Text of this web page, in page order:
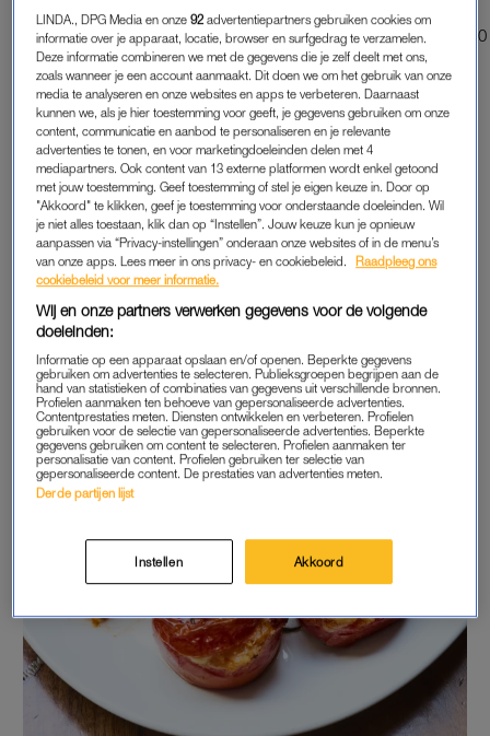
½ bosje bladpeterselie, de blaadjes gehakt
Een handvol basilicumblaadjes, in stukken gescheurd + 10
hele blaadjes
120 g scamorza of provolone in kleine blokjes
50 g pecorino of Parmezaanse kaas, geraspt
Zout en versgemalen zwarte peper
LINDA., DPG Media en onze92 advertentiepartners gebruiken cookies om
informatie over je apparaat, locatie, browser en surfgedrag te verzamelen.
Deze informatie combineren we met de gegevens die je zelf deelt met ons,
zoals wanneer je een account aanmaakt. Dit doen we om het gebruik van onze
media te analyseren en onze websites en apps te verbeteren. Daarnaast
kunnen we, als je hier toestemming voor geeft, je gegevens gebruiken om onze
content, communicatie en aanbod te personaliseren en je relevante
advertenties te tonen, en voor marketingdoeleinden delen met 4
mediapartners. Ook content van 13 externe platformen wordt enkel getoond
met jouw toestemming. Geef toestemming of stel je eigen keuze in. Door op
"Akkoord" te klikken, geef je toestemming voor onderstaande doeleinden. Wil
je niet alles toestaan, klik dan op “Instellen”. Jouw keuze kun je opnieuw
aanpassen via “Privacy-instellingen” onderaan onze websites of in de menu’s
van onze apps. Lees meer in ons privacy- en cookiebeleid.
Raadpleeg ons
cookiebeleid voor meer informatie.
Wij en onze partners verwerken gegevens voor de volgende
doeleinden:
Informatie op een apparaat opslaan en/of openen. Beperkte gegevens
gebruiken om advertenties te selecteren. Publieksgroepen begrijpen aan de
hand van statistieken of combinaties van gegevens uit verschillende bronnen.
Profielen aanmaken ten behoeve van gepersonaliseerde advertenties.
Contentprestaties meten. Diensten ontwikkelen en verbeteren. Profielen
gebruiken voor de selectie van gepersonaliseerde advertenties. Beperkte
gegevens gebruiken om content te selecteren. Profielen aanmaken ter
personalisatie van content. Profielen gebruiken ter selectie van
gepersonaliseerde content. De prestaties van advertenties meten.
Derde partijen lijst
Instellen Akkoord